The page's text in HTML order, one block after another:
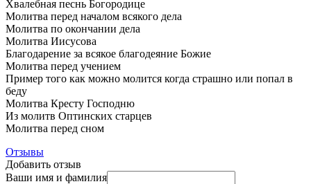
Хвалебная песнь Богородице
Молитва перед началом всякого дела
Молитва по окончании дела
Молитва Иисусова
Благодарение за всякое благодеяние Божие
Молитва перед учением
Пример того как можно молится когда страшно или попал в
беду
Молитва Кресту Господню
Из молитв Оптинских старцев
Молитва перед сном
Отзывы
Добавить отзыв
Ваши имя и фамилия